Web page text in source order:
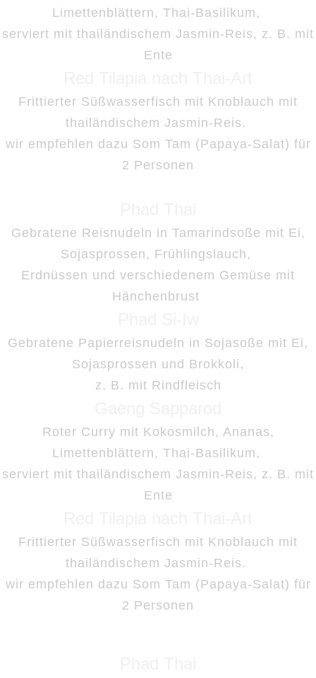
Limettenblättern, Thai-Basilikum,
serviert mit thailändischem Jasmin-Reis, z. B. mit
Ente
Frittierter Süßwasserfisch mit Knoblauch mit
thailändischem Jasmin-Reis.
wir empfehlen dazu Som Tam (Papaya-Salat) für
2 Personen
Gebratene Reisnudeln in Tamarindsoße mit Ei,
Sojasprossen, Frühlingslauch,
Erdnüssen und verschiedenem Gemüse mit
Hänchenbrust
Gebratene Papierreisnudeln in Sojasoße mit Ei,
Sojasprossen und Brokkoli,
z. B. mit Rindfleisch
Roter Curry mit Kokosmilch, Ananas,
Limettenblättern, Thai-Basilikum,
serviert mit thailändischem Jasmin-Reis, z. B. mit
Ente
Frittierter Süßwasserfisch mit Knoblauch mit
thailändischem Jasmin-Reis.
wir empfehlen dazu Som Tam (Papaya-Salat) für
2 Personen